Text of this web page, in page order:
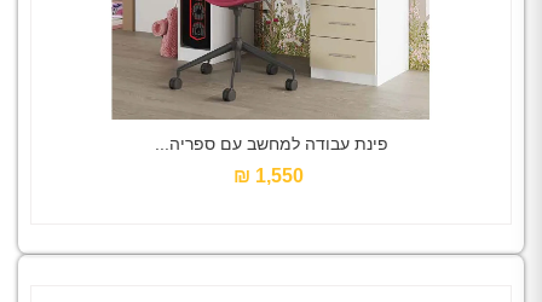
פינת עבודה למחשב עם ספריה...
1,550 ₪‎